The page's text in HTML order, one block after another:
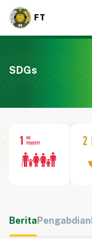
FT
SDGs
BeritaPengabdian